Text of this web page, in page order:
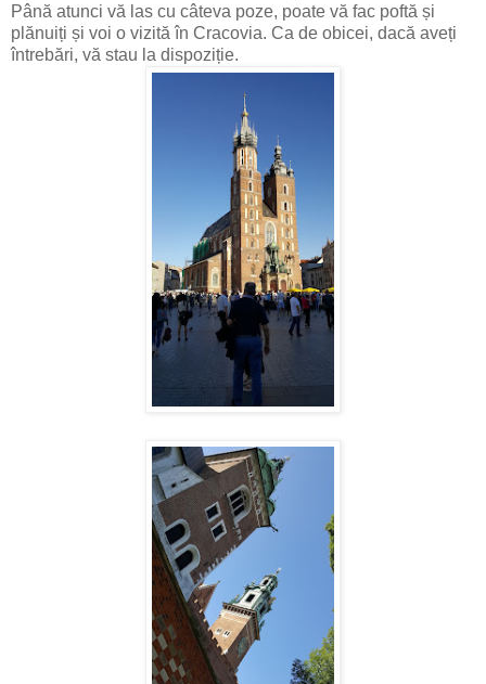
Până atunci vă las cu câteva poze, poate vă fac poftă și
plănuiți și voi o vizită în Cracovia. Ca de obicei, dacă aveți
întrebări, vă stau la dispoziție.